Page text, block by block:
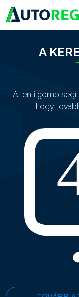
A
A lenti gomb
hogy